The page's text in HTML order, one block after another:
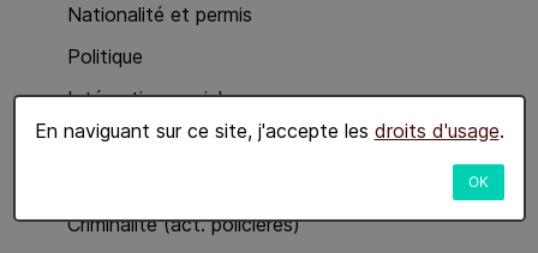
En naviguant sur ce site, j'accepte les droits d'usage.
OK
Nationalité et permis
Politique
Intégration sociale
Economie
Criminalité (act. policières)